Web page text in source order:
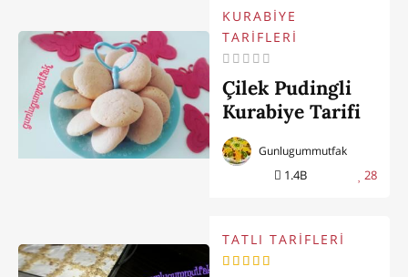
KURABİYE
TARİFLERİ
Çilek Pudingli
Kurabiye Tarifi
1.4B 28
Gunlugummutfak
TATLI TARİFLERİ